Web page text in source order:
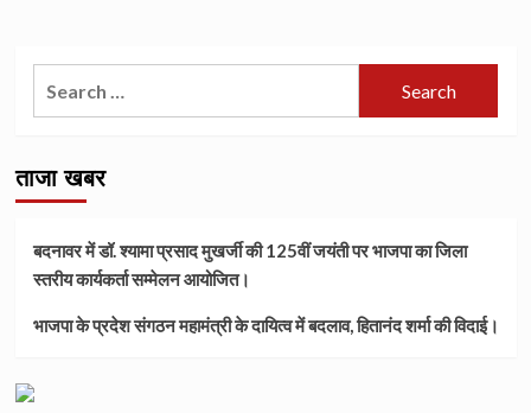
ताजा खबर
बदनावर में डॉ. श्यामा प्रसाद मुखर्जी की 125वीं जयंती पर भाजपा का जिला
स्तरीय कार्यकर्ता सम्मेलन आयोजित।
भाजपा के प्रदेश संगठन महामंत्री के दायित्व में बदलाव, हितानंद शर्मा की विदाई।